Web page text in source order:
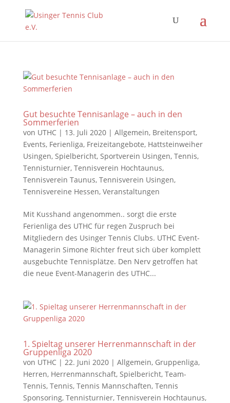
Gut besuchte Tennisanlage – auch in den
Sommerferien
von UTHC| 13. Juli 2020| Allgemein, Breitensport,
Events, Ferienliga, Freizeitangebote, Hattsteinweiher
Usingen, Spielbericht, Sportverein Usingen, Tennis,
Tennisturnier, Tennisverein Hochtaunus,
Tennisverein Taunus, Tennisverein Usingen,
Tennisvereine Hessen, Veranstaltungen
Mit Kusshand angenommen.. sorgt die erste
Ferienliga des UTHC für regen Zuspruch bei
Mitgliedern des Usinger Tennis Clubs. UTHC Event-
Managerin Simone Richter freut sich über komplett
ausgebuchte Tennisplätze. Den Nerv getroffen hat
die neue Event-Managerin des UTHC...
1. Spieltag unserer Herrenmannschaft in der
Gruppenliga 2020
von UTHC| 22. Juni 2020| Allgemein, Gruppenliga,
Herren, Herrenmannschaft, Spielbericht, Team-
Tennis, Tennis, Tennis Mannschaften, Tennis
Sponsoring, Tennisturnier, Tennisverein Hochtaunus,